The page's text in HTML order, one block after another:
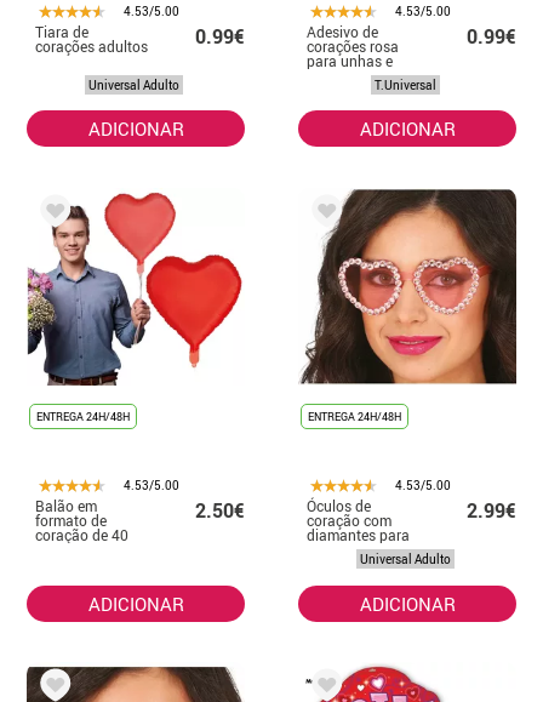
4.53/5.00
Tiara de
corações adultos 0.99€
Universal Adulto
ADICIONAR
4.53/5.00
Adesivo de
corações rosa
para unhas e
pele
0.99€
T.Universal
ADICIONAR
ENTREGA 24H/48H
4.53/5.00
Balão em
formato de
coração de 40
2.50€
ADICIONAR
ENTREGA 24H/48H
4.53/5.00
Óculos de
coração com
diamantes para
2.99€
Universal Adulto
ADICIONAR